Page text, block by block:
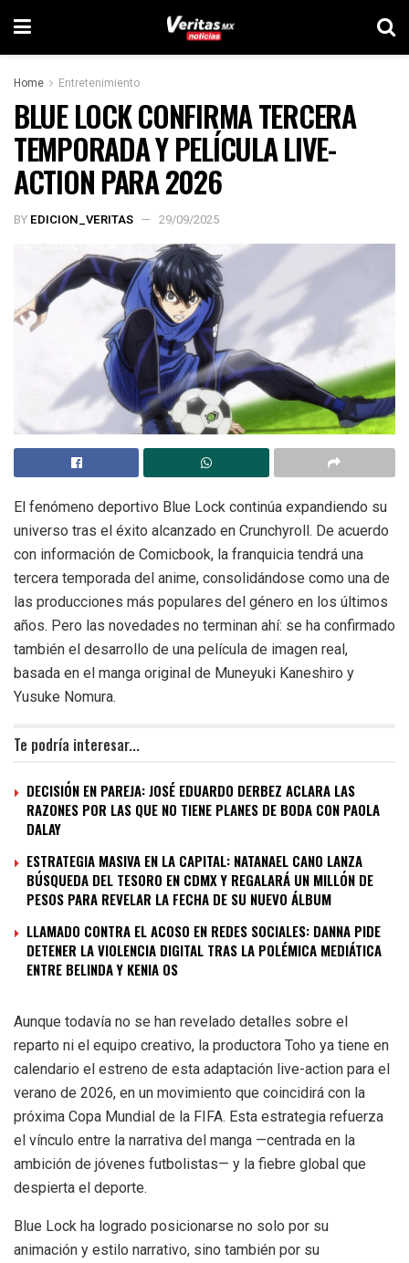
Home Entretenimiento
BLUE LOCK CONFIRMA TERCERA
TEMPORADA Y PELÍCULA LIVE-
ACTION PARA 2026
BY EDICION_VERITAS 29/09/2025
El fenómeno deportivo Blue Lock continúa expandiendo su
universo tras el éxito alcanzado en Crunchyroll. De acuerdo
con información de Comicbook, la franquicia tendrá una
tercera temporada del anime, consolidándose como una de
las producciones más populares del género en los últimos
años. Pero las novedades no terminan ahí: se ha confirmado
también el desarrollo de una película de imagen real,
basada en el manga original de Muneyuki Kaneshiro y
Yusuke Nomura.
Te podría interesar...
DECISIÓN EN PAREJA: JOSÉ EDUARDO DERBEZ ACLARA LAS
RAZONES POR LAS QUE NO TIENE PLANES DE BODA CON PAOLA
DALAY
ESTRATEGIA MASIVA EN LA CAPITAL: NATANAEL CANO LANZA
BÚSQUEDA DEL TESORO EN CDMX Y REGALARÁ UN MILLÓN DE
PESOS PARA REVELAR LA FECHA DE SU NUEVO ÁLBUM
LLAMADO CONTRA EL ACOSO EN REDES SOCIALES: DANNA PIDE
DETENER LA VIOLENCIA DIGITAL TRAS LA POLÉMICA MEDIÁTICA
ENTRE BELINDA Y KENIA OS
Aunque todavía no se han revelado detalles sobre el
reparto ni el equipo creativo, la productora Toho ya tiene en
calendario el estreno de esta adaptación live-action para el
verano de 2026, en un movimiento que coincidirá con la
próxima Copa Mundial de la FIFA. Esta estrategia refuerza
el vínculo entre la narrativa del manga —centrada en la
ambición de jóvenes futbolistas— y la fiebre global que
despierta el deporte.
Blue Lock ha logrado posicionarse no solo por su
animación y estilo narrativo, sino también por su